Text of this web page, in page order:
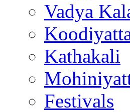
Vadya
Kathakali
Festivals